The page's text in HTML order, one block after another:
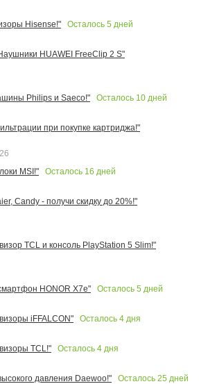
Hisense!"
Осталось 5 дней
HUAWEI FreeClip 2 S"
Philips и Saeco!"
Осталось 10 дней
при покупке картриджа!"
MSI!"
Осталось 16 дней
Candy - получи скидку до 20%!"
TCL и консоль PlayStation 5 Slim!"
HONOR X7e"
Осталось 5 дней
iFFALCON"
Осталось 4 дня
TCL!"
Осталось 4 дня
давления Daewoo!"
Осталось 25 дней